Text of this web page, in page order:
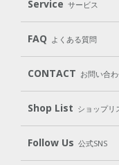
Cleaning
Body（ボディ）
Goods （グ
Service サービス
User Guide
FAQ よくある質問
CONTACT お問い合
Shop List ショップリ
Shop
Follow Us 公式SNS